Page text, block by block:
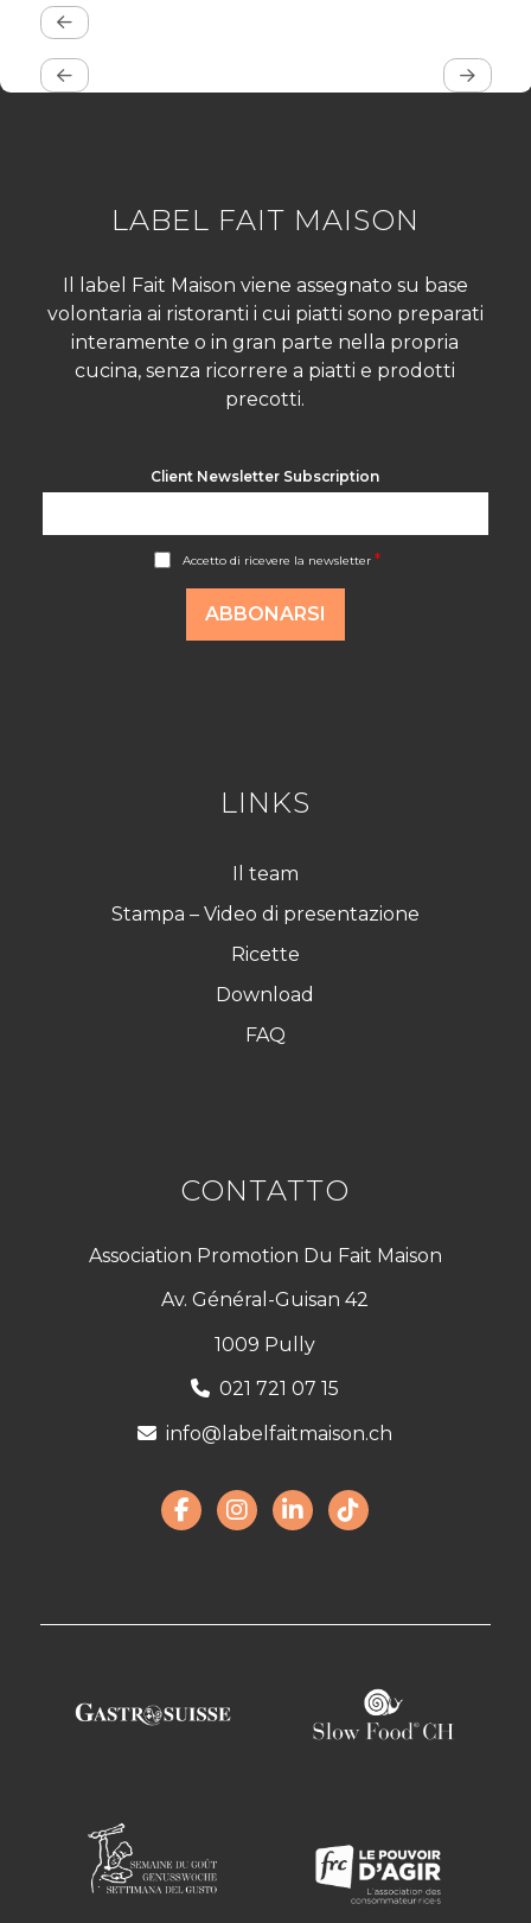
LABEL FAIT MAISON
Il label Fait Maison viene assegnato su base
volontaria ai ristoranti i cui piatti sono preparati
interamente o in gran parte nella propria
cucina, senza ricorrere a piatti e prodotti
precotti.
Client Newsletter Subscription
Accetto di ricevere la newsletter *
ABBONARSI
LINKS
Il team
Stampa – Video di presentazione
Ricette
Download
FAQ
CONTATTO
Association Promotion Du Fait Maison
Av. Général-Guisan 42
1009 Pully
021 721 07 15
info@labelfaitmaison.ch